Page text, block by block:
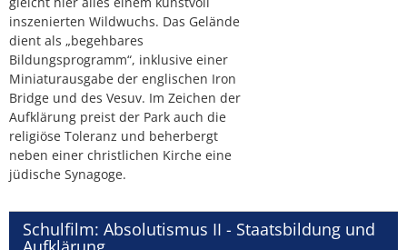
inszenierten Wildwuchs. Das Gelände
dient als „begehbares
Bildungsprogramm“, inklusive einer
Miniaturausgabe der englischen Iron
Bridge und des Vesuv. Im Zeichen der
Aufklärung preist der Park auch die
religiöse Toleranz und beherbergt
neben einer christlichen Kirche eine
jüdische Synagoge.
Schulfilm: Absolutismus II - Staatsbildung und